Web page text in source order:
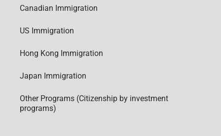
Canadian Immigration
US Immigration
Hong Kong Immigration
Japan Immigration
Other Programs (Citizenship by investment
programs)